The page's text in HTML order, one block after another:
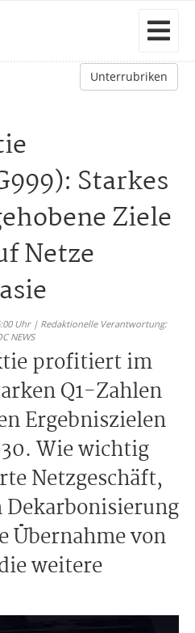
Unterrubriken
Starkes
Ziele
Netze
Uhr | Redaktionelle Verantwortung:
NEWS
profitiert im
Q1-Zahlen
Ergebniszielen
Wie wichtig
Netzgeschäft,
Übernahme von
weitere